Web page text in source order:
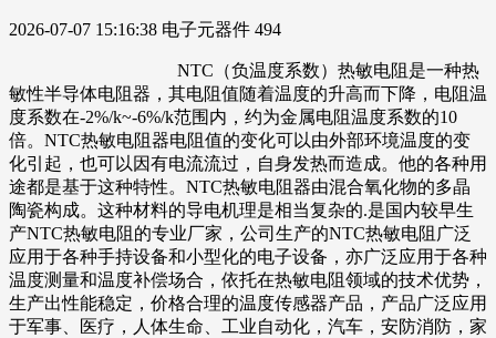
2026-07-07 15:16:38 电子元器件 494
NTC（负温度系数）热敏电阻是一种热
敏性半导体电阻器，其电阻值随着温度的升高而下降，电阻温
度系数在-2%/k~-6%/k范围内，约为金属电阻温度系数的10
倍。NTC热敏电阻器电阻值的变化可以由外部环境温度的变
化引起，也可以因有电流流过，自身发热而造成。他的各种用
途都是基于这种特性。NTC热敏电阻器由混合氧化物的多晶
陶瓷构成。这种材料的导电机理是相当复杂的.是国内较早生
产NTC热敏电阻的专业厂家，公司生产的NTC热敏电阻广泛
应用于各种手持设备和小型化的电子设备，亦广泛应用于各种
温度测量和温度补偿场合，依托在热敏电阻领域的技术优势，
生产出性能稳定，价格合理的温度传感器产品，产品广泛应用
于军事、医疗，人体生命、工业自动化，汽车，安防消防，家